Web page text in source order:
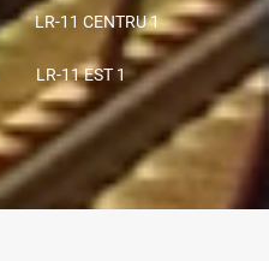
LR-11 CENTRU 1
LR-11 EST 1